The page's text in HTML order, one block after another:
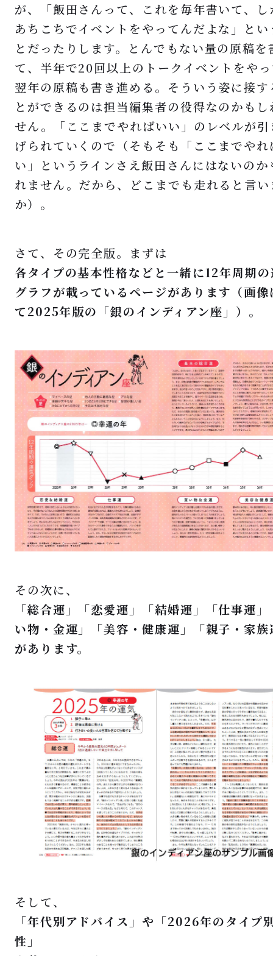
が、「飯田さんって、これを毎年書いて、し
あちこちでイベントをやってんだよな」とい
とだったりします。とんでもない量の原稿を
て、半年で20回以上のトークイベントをや
翌年の原稿も書き進める。そういう姿に接す
とができるのは担当編集者の役得なのかもし
せん。「ここまでやればいい」のレベルが
げられていくので（そもそも「ここまでやれ
い」というラインさえ飯田さんにはないのか
れません。だから、どこまでも走れると言
か）。
さて、その完全版。まずは
各タイプの基本性格などと一緒に12年周期
グラフが載っているページがあります（画像
て2025年版の「銀のインディアン座」）。
その次に、
「総合運」「恋愛運」「結婚運」「仕事運
い物・金運」「美容・健康運」「親子・家族
があります。
そして、
「年代別アドバイス」や「2026年のタイプ
性」